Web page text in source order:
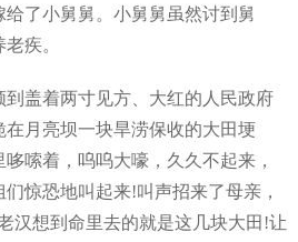
了小舅舅。小舅舅虽然讨到舅
疾。
盖着两寸见方、大红的人民政府
月亮坝一块旱涝保收的大田埂
哆嗦着，呜呜大嚎，久久不起来，
惊恐地叫起来!叫声招来了母亲，
汉想到命里去的就是这几块大田!让